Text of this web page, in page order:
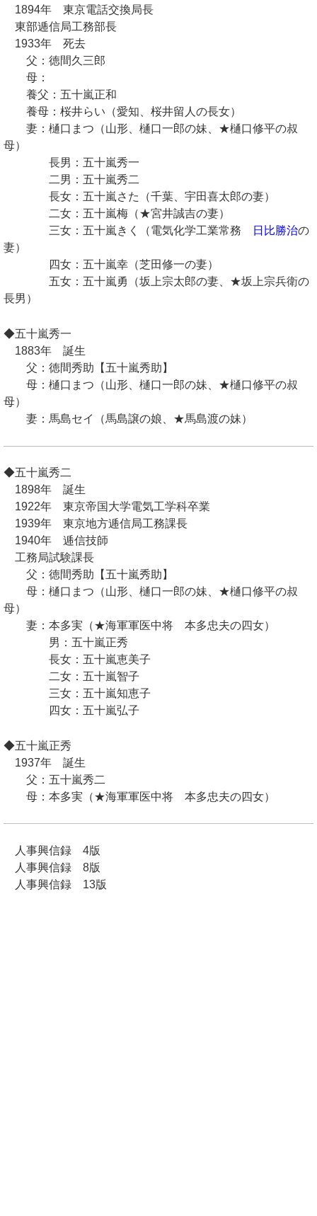
1894年 東京電話交換局長
東部逓信局工務部長
1933年 死去
父：徳間久三郎
母：
養父：五十嵐正和
養母：桜井らい（愛知、桜井留人の長女）
妻：樋口まつ（山形、樋口一郎の妹、★樋口修平の叔
母）
長男：五十嵐秀一
二男：五十嵐秀二
長女：五十嵐さた（千葉、宇田喜太郎の妻）
二女：五十嵐梅（★宮井誠吉の妻）
三女：五十嵐きく（電気化学工業常務
日比勝治の
妻）
四女：五十嵐幸（芝田修一の妻）
五女：五十嵐勇（坂上宗太郎の妻、★坂上宗兵衛の
長男）
◆五十嵐秀一
1883年 誕生
父：徳間秀助【五十嵐秀助】
母：樋口まつ（山形、樋口一郎の妹、★樋口修平の叔
母）
妻：馬島セイ（馬島譲の娘、★馬島渡の妹）
◆五十嵐秀二
1898年 誕生
1922年 東京帝国大学電気工学科卒業
1939年 東京地方逓信局工務課長
1940年 逓信技師
工務局試験課長
父：徳間秀助【五十嵐秀助】
母：樋口まつ（山形、樋口一郎の妹、★樋口修平の叔
母）
妻：本多実（★海軍軍医中将 本多忠夫の四女）
男：五十嵐正秀
長女：五十嵐恵美子
二女：五十嵐智子
三女：五十嵐知恵子
四女：五十嵐弘子
◆五十嵐正秀
1937年 誕生
父：五十嵐秀二
母：本多実（★海軍軍医中将 本多忠夫の四女）
人事興信録 4版
人事興信録 8版
人事興信録 13版